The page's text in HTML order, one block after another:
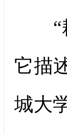
“耕
它描
城大